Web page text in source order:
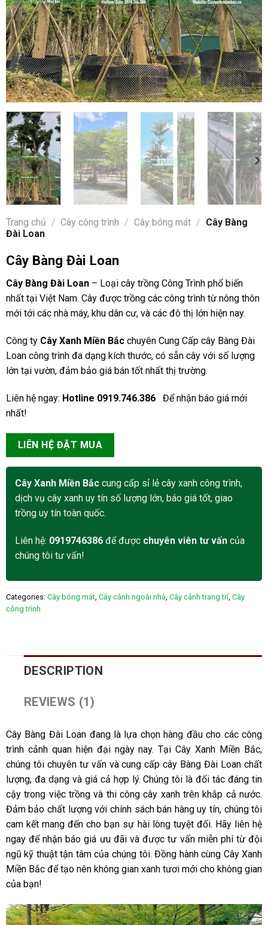
Trang chủ / Cây công trình / Cây bóng mát / Cây Bàng
Đài Loan
Cây Bàng Đài Loan
Cây Bàng Đài Loan– Loại cây trồng Công Trình phổ biến
nhất tại Việt Nam. Cây được trồng các công trình từ nông thôn
mới tới các nhà máy, khu dân cư, và các đô thị lớn hiện nay.
Công ty Cây Xanh Miền Bắcchuyên Cung Cấp cây Bàng Đài
Loan công trình đa dạng kích thước, có sẵn cây với số lượng
lớn tại vườn, đảm bảo giá bán tốt nhất thị trường.
Liên hệ ngay: Hotline 0919.746.386 Để nhận báo giá mới
nhất!
LIÊN HỆ ĐẶT MUA
Cây Xanh Miền Bắccung cấp sỉ lẻ cây xanh công trình,
dịch vụ cây xanh uy tín số lượng lớn, báo giá tốt, giao
trồng uy tín toàn quốc.
Liên hệ: 0919746386để được chuyên viên tư vấncủa
chúng tôi tư vấn!
Categories: Cây bóng mát, Cây cảnh ngoài nhà Cây cảnh trang trí, Cây
công trình
DESCRIPTION
REVIEWS (1)
Cây Bàng Đài Loan đang là lựa chọn hàng đầu cho các công
trình cảnh quan hiện đại ngày nay. Tại Cây Xanh Miền Bắc,
chúng tôi chuyên tư vấn và cung cấp cây Bàng Đài Loan chất
lượng, đa dạng và giá cả hợp lý. Chúng tôi là đối tác đáng tin
cậy trong việc trồng và thi công cây xanh trên khắp cả nước.
Đảm bảo chất lượng với chính sách bán hàng uy tín, chúng tôi
cam kết mang đến cho bạn sự hài lòng tuyệt đối. Hãy liên hệ
ngay để nhận báo giá ưu đãi và được tư vấn miễn phí từ đội
ngũ kỹ thuật tận tâm của chúng tôi. Đồng hành cùng Cây Xanh
Miền Bắc để tạo nên không gian xanh tươi mới cho không gian
của bạn!